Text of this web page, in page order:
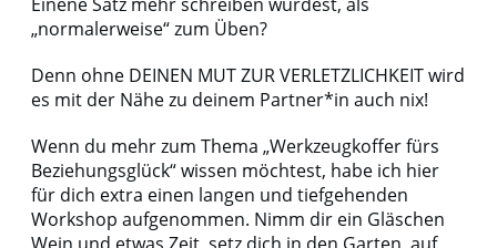
„normalerweise“ zum Üben?
Denn ohne DEINEN MUT ZUR VERLETZLICHKEIT wird
es mit der Nähe zu deinem Partner*in auch nix!
Wenn du mehr zum Thema „Werkzeugkoffer fürs
Beziehungsglück“ wissen möchtest, habe ich hier
für dich extra einen langen und tiefgehenden
Workshop aufgenommen. Nimm dir ein Gläschen